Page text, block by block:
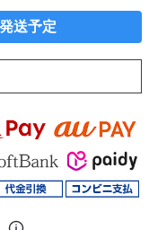
送予定